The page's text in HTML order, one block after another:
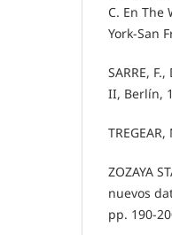
C. En The
York-San
SARRE,
II, Berlín,
ZOZAYA
nuevos
pp. 190-